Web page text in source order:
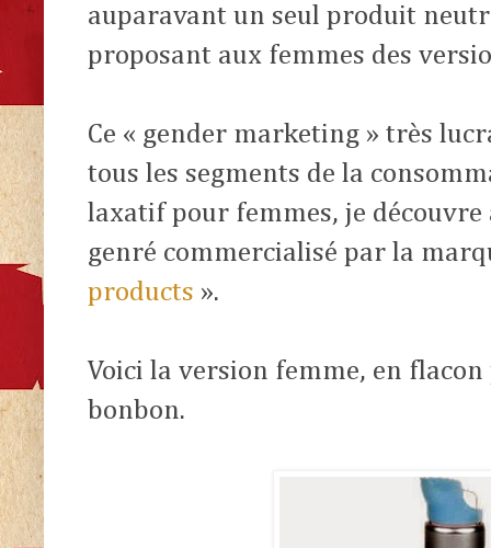
auparavant un seul produit
proposant aux femmes des
Ce « gender marketing » très
tous les segments de la
laxatif pour femmes, je
genré commercialisé par la
products ».
Voici la version femme, en
bonbon.